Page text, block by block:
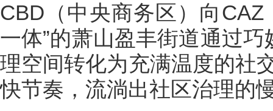
CBD（中央商务区）向
一体”的萧山盈丰街道通过
理空间转化为充满温度的社
快节奏，流淌出社区治理的